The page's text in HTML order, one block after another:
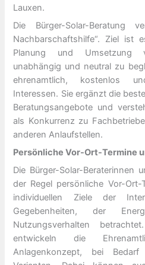
Lauxen.
Die Bürger-Solar-Beratung
Nachbarschaftshilfe“. Ziel ist
Planung und Umsetzung
unabhängig und neutral zu
ehrenamtlich, kostenlos
Interessen. Sie ergänzt die
Beratungsangebote und
als Konkurrenz zu
anderen Anlaufstellen.
Persönliche Vor-Ort-Termine
Die Bürger-Solar-Beraterinnen
der Regel persönliche Vor-Ort-
individuellen Ziele der
Gegebenheiten, der
Nutzungsverhalten
entwickeln die
Anlagenkonzept, bei